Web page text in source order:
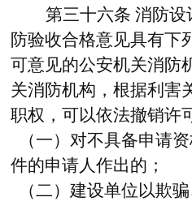
第三十六条 消防设
防验收合格意见具有下
可意见的公安机关消防
关消防机构，根据利害
职权，可以依法撤销许
（一）对不具备申请
件的申请人作出的；
（二）建设单位以欺